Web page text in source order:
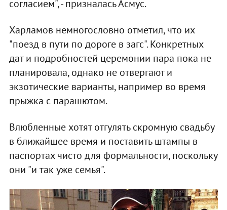
согласием", - призналась Асмус.
Харламов немногословно отметил, что их
"поезд в пути по дороге в загс". Конкретных
дат и подробностей церемонии пара пока не
планировала, однако не отвергают и
экзотические варианты, например во время
прыжка с парашютом.
Влюбленные хотят отгулять скромную свадьбу
в ближайшее время и поставить штампы в
паспортах чисто для формальности, поскольку
они "и так уже семья".